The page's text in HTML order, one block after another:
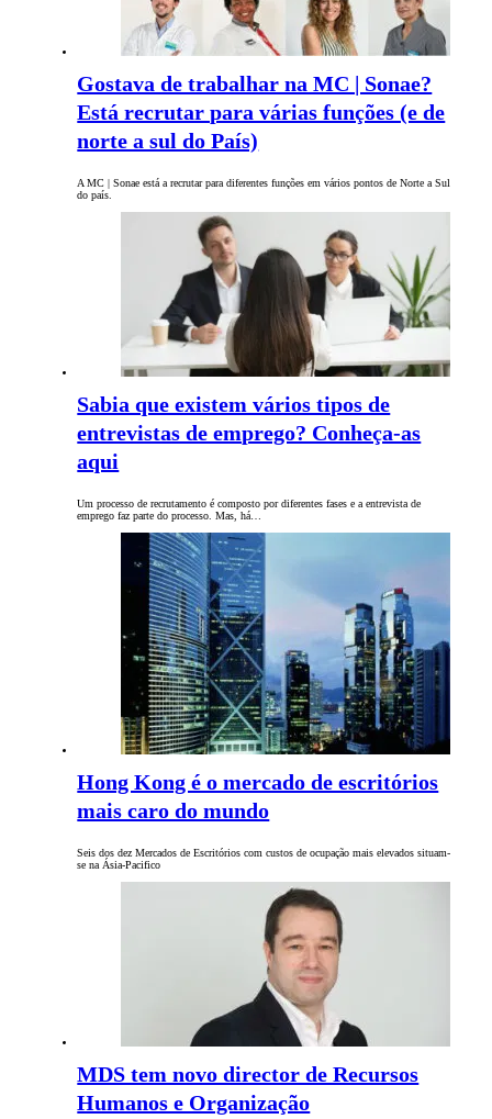
Gostava de trabalhar na MC | Sonae?
Está recrutar para várias funções (e de
norte a sul do País)
A MC | Sonae está a recrutar para diferentes funções em vários pontos de Norte a Sul
do país.
Sabia que existem vários tipos de
entrevistas de emprego? Conheça-as
aqui
Um processo de recrutamento é composto por diferentes fases e a entrevista de
emprego faz parte do processo. Mas, há…
Hong Kong é o mercado de escritórios
mais caro do mundo
Seis dos dez Mercados de Escritórios com custos de ocupação mais elevados situam-
se na Ásia-Pacifico
MDS tem novo director de Recursos
Humanos e Organização